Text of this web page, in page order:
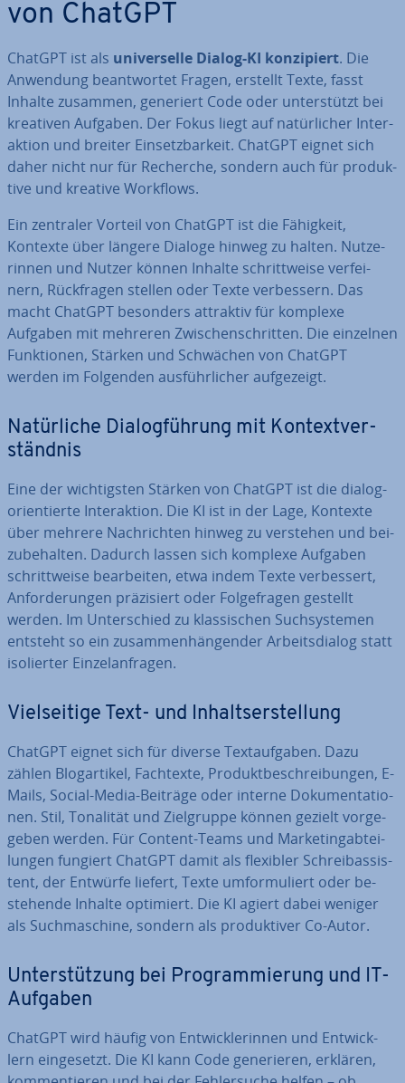
von ChatGPT
ChatGPT ist als uni­ver­sel­le Dialog-KI kon­zi­piert. Die
Anwendung be­ant­wor­tet Fragen, erstellt Texte, fasst
Inhalte zusammen, generiert Code oder un­ter­stützt bei
kreativen Aufgaben. Der Fokus liegt auf na­tür­li­cher In­ter­
ak­ti­on und breiter Ein­setz­bar­keit. ChatGPT eignet sich
daher nicht nur für Recherche, sondern auch für pro­duk­
ti­ve und kreative Workflows.
Ein zentraler Vorteil von ChatGPT ist die Fähigkeit,
Kontexte über längere Dialoge hinweg zu halten. Nut­ze­
rin­nen und Nutzer können Inhalte schritt­wei­se ver­fei­
nern, Rück­fra­gen stellen oder Texte ver­bes­sern. Das
macht ChatGPT besonders attraktiv für komplexe
Aufgaben mit mehreren Zwi­schen­schrit­ten. Die einzelnen
Funk­tio­nen, Stärken und Schwächen von ChatGPT
werden im Folgenden aus­führ­li­cher auf­ge­zeigt.
Na­tür­li­che Dia­log­füh­rung mit Kon­text­ver­
ständ­nis
Eine der wich­tigs­ten Stärken von ChatGPT ist die dia­log­
ori­en­tier­te In­ter­ak­ti­on. Die KI ist in der Lage, Kontexte
über mehrere Nach­rich­ten hinweg zu verstehen und bei­
zu­be­hal­ten. Dadurch lassen sich komplexe Aufgaben
schritt­wei­se be­ar­bei­ten, etwa indem Texte ver­bes­sert,
An­for­de­run­gen prä­zi­siert oder Fol­ge­fra­gen gestellt
werden. Im Un­ter­schied zu klas­si­schen Such­sys­te­men
entsteht so ein zu­sam­men­hän­gen­der Ar­beits­dia­log statt
iso­lier­ter Ein­zel­an­fra­gen.
Viel­sei­ti­ge Text- und In­halts­er­stel­lung
ChatGPT eignet sich für diverse Text­auf­ga­ben. Dazu
zählen Blog­ar­ti­kel, Fachtexte, Pro­dukt­be­schrei­bun­gen, E-
Mails, Social-Media-Beiträge oder interne Do­ku­men­ta­tio­
nen. Stil, Tonalität und Ziel­grup­pe können gezielt vor­ge­
ge­ben werden. Für Content-Teams und Mar­ke­ting­ab­tei­
lun­gen fungiert ChatGPT damit als flexibler Schreibas­sis­
tent, der Entwürfe liefert, Texte um­for­mu­liert oder be­
stehen­de Inhalte optimiert. Die KI agiert dabei weniger
als Such­ma­schi­ne, sondern als pro­duk­ti­ver Co-Autor.
Un­ter­stüt­zung bei Pro­gram­mie­rung und IT-
Aufgaben
ChatGPT wird häufig von Ent­wick­le­rin­nen und Ent­wick­
lern ein­ge­setzt. Die KI kann Code ge­ne­rie­ren, erklären,